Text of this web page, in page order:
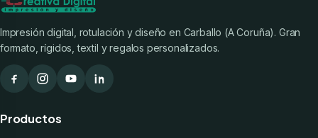
Impresión digital, rotulación y diseño en Carballo (A Coruña). Gran
formato, rígidos, textil y regalos personalizados.
Productos